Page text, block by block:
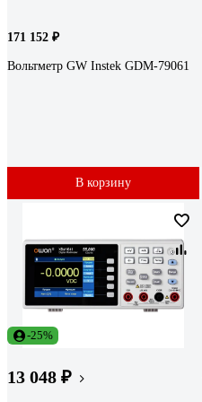
171 152 ₽
Вольтметр GW Instek GDM-79061
В корзину
-25%
13 048 ₽